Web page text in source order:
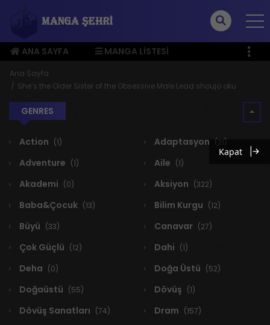
ANA SAYFA
MANGA LISTESI
ÜYE MENÜSÜ
Ana Sayfa
She’s the Older Sister of the Obsessive Male Lead shoujo oku
GENRES
Action (1) Adaptasyon (21)
Adventure (1) Aile (1)
Akademi (0) Aksiyon (322)
Baba&Çocuk (13) Bilim Kurgu (12)
Büyü (33) Canavar (27)
Çok Güçlü (12) Dahi (1)
Deha (0) Doğa Üstü (52)
Doğaüstü (55) Dövüş (1)
Dövüş Sanatları (74) Dram (157)
Kapat